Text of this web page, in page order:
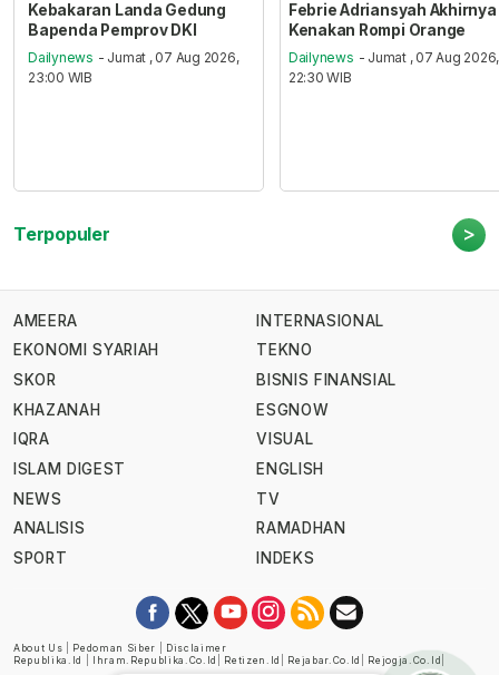
Kebakaran Landa Gedung
Bapenda Pemprov DKI
Dailynews - Jumat , 07 Aug 2026,
23:00 WIB
Febrie Adriansyah Akhirnya
Kenakan Rompi Orange
Dailynews - Jumat , 07 Aug 2026,
22:30 WIB
Terpopuler >
AMEERA
EKONOMI SYARIAH
SKOR
KHAZANAH
IQRA
ISLAM DIGEST
NEWS
ANALISIS
SPORT
INTERNASIONAL
TEKNO
BISNIS FINANSIAL
ESGNOW
VISUAL
ENGLISH
TV
RAMADHAN
INDEKS
About Us Pedoman Siber
Disclaimer
Republika.id
Ihram.republika.co.id Retizen.id Rejabar.co.id Rejogja.co.id